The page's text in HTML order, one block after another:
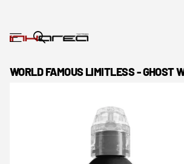
WORLD FAMOUS LIMITLESS - GHOST